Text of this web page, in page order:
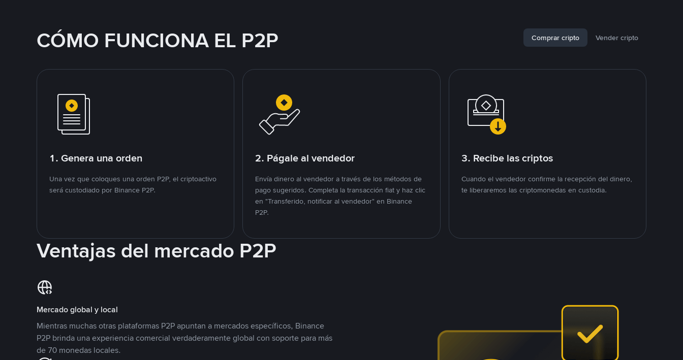
CÓMO FUNCIONA EL P2P Comprar cripto Vender cripto
1. Genera una orden
Una vez que coloques una orden P2P, el criptoactivo
será custodiado por Binance P2P.
2. Págale al vendedor
Envía dinero al vendedor a través de los métodos de
pago sugeridos. Completa la transacción fiat y haz clic
en "Transferido, notificar al vendedor" en Binance
P2P.
3. Recibe las criptos
Cuando el vendedor confirme la recepción del dinero,
te liberaremos las criptomonedas en custodia.
Ventajas del mercado P2P
Mercado global y local
Mientras muchas otras plataformas P2P apuntan a mercados específicos, Binance
P2P brinda una experiencia comercial verdaderamente global con soporte para más
de 70 monedas locales.